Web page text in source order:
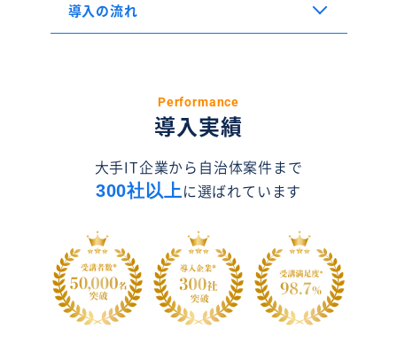
導入の流れ
Performance
導入実績
大手IT企業から自治体案件まで
300社以上に選ばれています